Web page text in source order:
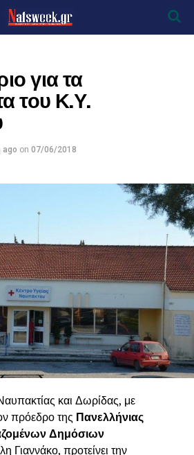
για τα
του Κ.Υ.
ago on 07/06/2018
και Δωρίδας, με
πρόεδρο της Πανελλήνιας
Δημόσιων
Γιαννάκο, προτείνει την